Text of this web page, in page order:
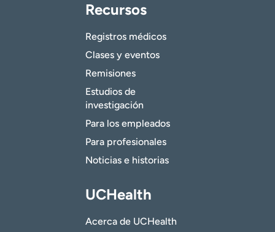
Recursos
Registros médicos
Clases y eventos
Remisiones
Estudios de
investigación
Para los empleados
Para profesionales
Noticias e historias
UCHealth
Acerca de UCHealth